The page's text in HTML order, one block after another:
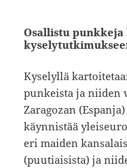
Osallistu punkkeja
Kyselyllä
punkeista ja niiden
Zaragozan
käynnistää
eri maiden
(puutiaisista) ja